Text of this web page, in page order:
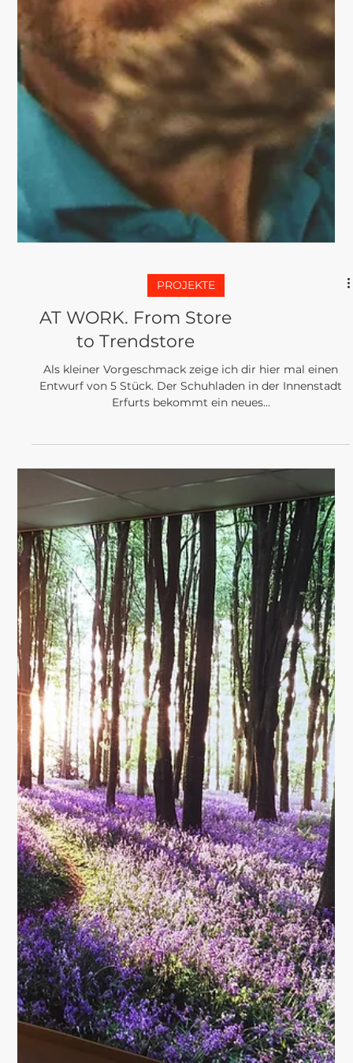
PROJEKTE
AT WORK. From Store
to Trendstore
Als kleiner Vorgeschmack zeige ich dir hier mal einen
Entwurf von 5 Stück. Der Schuhladen in der Innenstadt
Erfurts bekommt ein neues...